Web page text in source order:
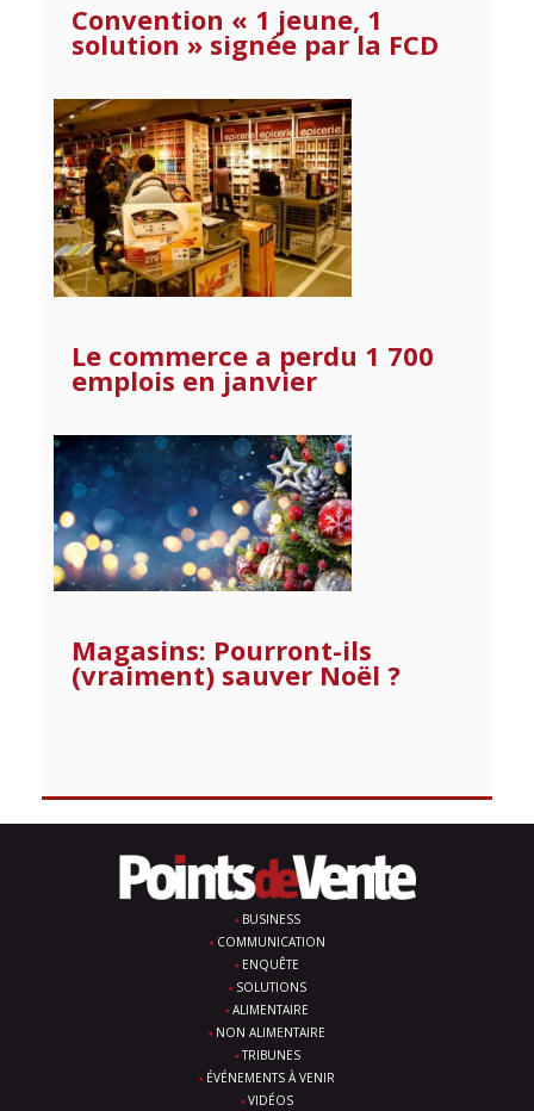
Convention « 1 jeune, 1
solution » signée par la FCD
Le commerce a perdu 1 700
emplois en janvier
Magasins: Pourront-ils
(vraiment) sauver Noël ?
BUSINESS
COMMUNICATION
ENQUÊTE
SOLUTIONS
ALIMENTAIRE
NON ALIMENTAIRE
TRIBUNES
ÉVÉNEMENTS À VENIR
VIDÉOS